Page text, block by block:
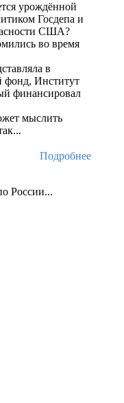
урождённой
Госдепа и
США?
во время
в
фонд, Институт
финансировал
мыслить
Подробнее
России...